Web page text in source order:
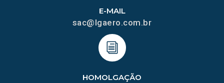
HOMOLGAÇÃO
E-MAIL
sac@lgaero.com.br